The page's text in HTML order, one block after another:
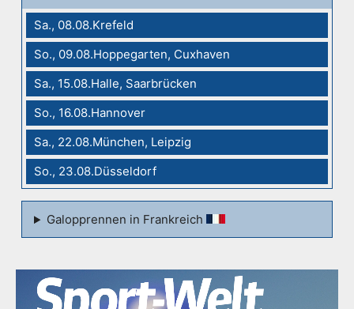
Sa., 08.08.Krefeld
So., 09.08.Hoppegarten, Cuxhaven
Sa., 15.08.Halle, Saarbrücken
So., 16.08.Hannover
Sa., 22.08.München, Leipzig
So., 23.08.Düsseldorf
Galopprennen in Frankreich